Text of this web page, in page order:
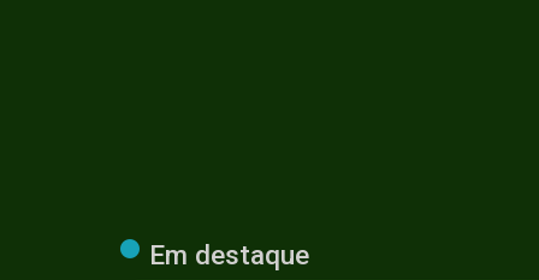
Em destaque